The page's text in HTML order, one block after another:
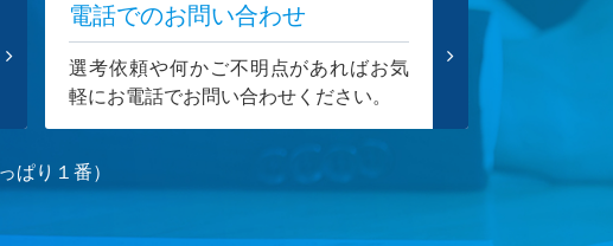
電話でのお問い合わせ
選考依頼や何かご不明点があればお気
軽にお電話でお問い合わせください。
ぱり１番）